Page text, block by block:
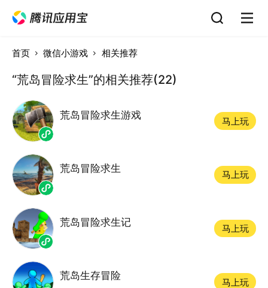
首页 微信小游戏 相关推荐
“荒岛冒险求生”的相关推荐(22)
荒岛冒险求生游戏
马上玩
荒岛冒险求生
马上玩
荒岛冒险求生记
马上玩
荒岛生存冒险
马上玩